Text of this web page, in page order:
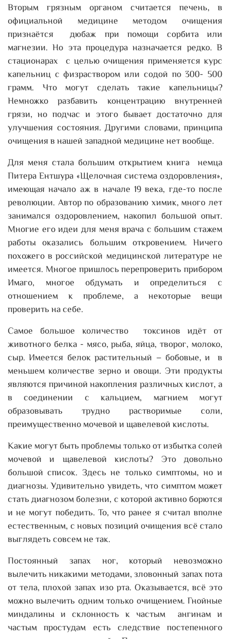
Вторым грязным органом считается печень, в
официальной медицине методом очищения
признаётся дюбаж при помощи сорбита или
магнезии. Но эта процедура назначается редко. В
стационарах с целью очищения применяется курс
капельниц с физраствором или содой по 300- 500
грамм. Что могут сделать такие капельницы?
Немножко разбавить концентрацию внутренней
грязи, но подчас и этого бывает достаточно для
улучшения состояния. Другими словами, принципа
очищения в нашей западной медицине нет вообще.
Для меня стала большим открытием книга немца
Питера Ентшура «Щелочная система оздоровления»,
имеющая начало аж в начале 19 века, где-то после
революции. Автор по образованию химик, много лет
занимался оздоровлением, накопил большой опыт.
Многие его идеи для меня врача с большим стажем
работы оказались большим откровением. Ничего
похожего в российской медицинской литературе не
имеется. Многое пришлось перепроверить прибором
Имаго, многое обдумать и определиться с
отношением к проблеме, а некоторые вещи
проверить на себе.
Самое большое количество токсинов идёт от
животного белка - мясо, рыба, яйца, творог, молоко,
сыр. Имеется белок растительный – бобовые, и в
меньшем количестве зерно и овощи. Эти продукты
являются причиной накопления различных кислот, а
в соединении с кальцием, магнием могут
образовывать трудно растворимые соли,
преимущественно мочевой и щавелевой кислоты.
Какие могут быть проблемы только от избытка солей
мочевой и щавелевой кислоты? Это довольно
большой список. Здесь не только симптомы, но и
диагнозы. Удивительно увидеть, что симптом может
стать диагнозом болезни, с которой активно борются
и не могут победить. То, что ранее я считал вполне
естественным, с новых позиций очищения всё стало
выглядеть совсем не так.
Постоянный запах ног, который невозможно
вылечить никакими методами, зловонный запах пота
от тела, плохой запах изо рта. Оказывается, всё это
можно вылечить одним только очищением. Гнойные
миндалины и склонность к частым ангинам и
частым простудам есть следствие постепенного